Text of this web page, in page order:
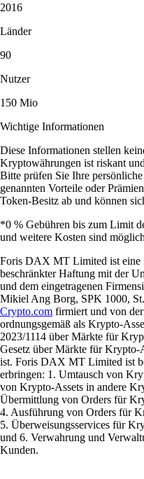
2016
Länder
90
Nutzer
150 Mio
Wichtige Informationen
Diese Informationen stellen
Kryptowährungen ist riskant
Bitte prüfen Sie Ihre
genannten Vorteile oder
Token-Besitz ab und können
*0 % Gebühren bis zum Limit
und weitere Kosten sind
Foris DAX MT Limited ist eine
beschränkter Haftung mit der
und dem eingetragenen
Mikiel Ang Borg, SPK 1000,
Crypto.com firmiert und von
ordnungsgemäß als Krypto-
2023/1114 über Märkte für
Gesetz über Märkte für Krypto-
ist. Foris DAX MT Limited ist
erbringen: 1. Umtausch von
von Krypto-Assets in andere
Übermittlung von Orders für
4. Ausführung von Orders für
5. Überweisungsservices für
und 6. Verwahrung und
Kunden.